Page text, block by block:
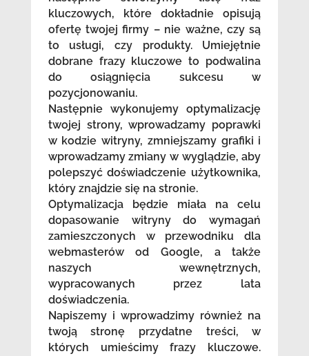
kluczowych, które dokładnie opisują
ofertę twojej firmy – nie ważne, czy są
to usługi, czy produkty. Umiejętnie
dobrane frazy kluczowe to podwalina
do osiągnięcia sukcesu w
pozycjonowaniu.
Następnie wykonujemy optymalizację
twojej strony, wprowadzamy poprawki
w kodzie witryny, zmniejszamy grafiki i
wprowadzamy zmiany w wyglądzie, aby
polepszyć doświadczenie użytkownika,
który znajdzie się na stronie.
Optymalizacja będzie miała na celu
dopasowanie witryny do wymagań
zamieszczonych w przewodniku dla
webmasterów od Google, a także
naszych wewnętrznych,
wypracowanych przez lata
doświadczenia.
Napiszemy i wprowadzimy również na
twoją stronę przydatne treści, w
których umieścimy frazy kluczowe.